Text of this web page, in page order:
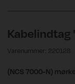
Kabelindtag
Varenummer: 220128
(NCS 7000-N)